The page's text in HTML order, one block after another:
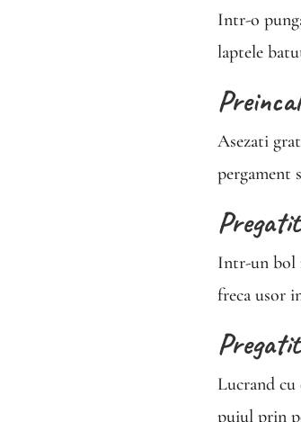
Intr-o
laptele
Asezati
pergament
Intr-un bol
freca usor
Lucrand cu
puiul prin